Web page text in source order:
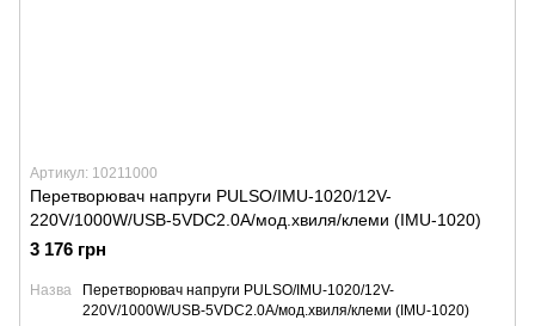
Артикул: 10211000
Перетворювач напруги PULSO/IMU-1020/12V-
220V/1000W/USB-5VDC2.0A/мод.хвиля/клеми (IMU-1020)
3 176 грн
Назва
Перетворювач напруги PULSO/IMU-1020/12V-
220V/1000W/USB-5VDC2.0A/мод.хвиля/клеми (IMU-1020)